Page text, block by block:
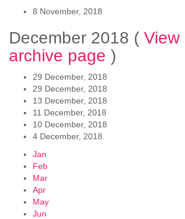
8 November, 2018
December 2018 ( View
archive page )
29 December, 2018
29 December, 2018
13 December, 2018
11 December, 2018
10 December, 2018
4 December, 2018
Jan
Feb
Mar
Apr
May
Jun